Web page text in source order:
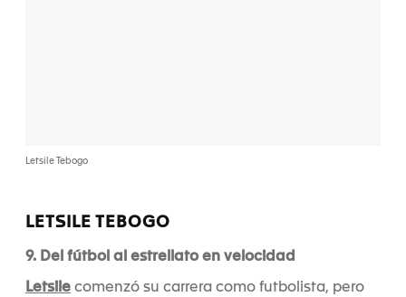
Letsile Tebogo
LETSILE TEBOGO
9. Del fútbol al estrellato en velocidad
Letsile comenzó su carrera como futbolista, pero